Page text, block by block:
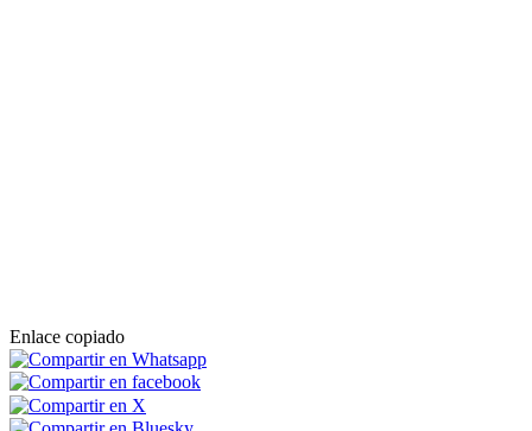
Enlace copiado